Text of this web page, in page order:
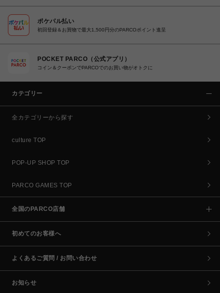
ポケパル払い
初回登録＆お買物で最大1,500円分のPARCOポイント進呈
POCKET PARCO（公式アプリ）
コイン＆クーポンでPARCOでのお買い物がオトクに
カテゴリー
全カテゴリーから探す
culture TOP
POP-UP SHOP TOP
PARCO GAMES TOP
全国のPARCO店舗
初めてのお客様へ
よくあるご質問 / お問い合わせ
お知らせ